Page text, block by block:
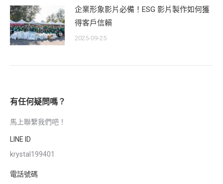
企業形象影片必備！ESG 影片製作如何獲
得客戶信賴
2025-09-25
有任何疑問嗎？
馬上聯繫我們吧！
LINE ID
krystal199401
電話號碼